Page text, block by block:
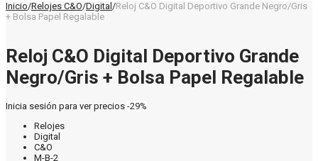
Inicio/Relojes C&O/Digital /Reloj C&O Digital Deportivo Grande Negro/Gris
+ Bolsa Papel Regalable
Reloj C&O Digital Deportivo Grande
Negro/Gris + Bolsa Papel Regalable
Inicia sesión para ver precios -29%
Relojes
Digital
C&O
M-B-2